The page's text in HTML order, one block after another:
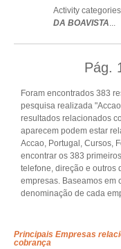
Activity
DA BOAVISTA...
Pág.
Foram encontrados 383
pesquisa realizada
resultados relacionados
aparecem podem estar
Accao, Portugal, Cursos,
encontrar os 383
telefone, direção e outros
empresas. Baseamos em
denominação de cada
Principais Empresas
cobrança